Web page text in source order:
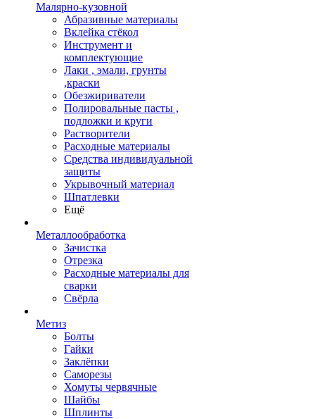
Малярно-кузовной
Абразивные материалы
Вклейка стёкол
Инструмент и
комплектующие
Лаки , эмали, грунты
,краски
Обезжириватели
Полировальные пасты ,
подложки и круги
Растворители
Расходные материалы
Средства индивидуальной
защиты
Укрывочный материал
Шпатлевки
Ещё
Металлообработка
Зачистка
Отрезка
Расходные материалы для
сварки
Свёрла
Метиз
Болты
Гайки
Заклёпки
Саморезы
Хомуты червячные
Шайбы
Шплинты